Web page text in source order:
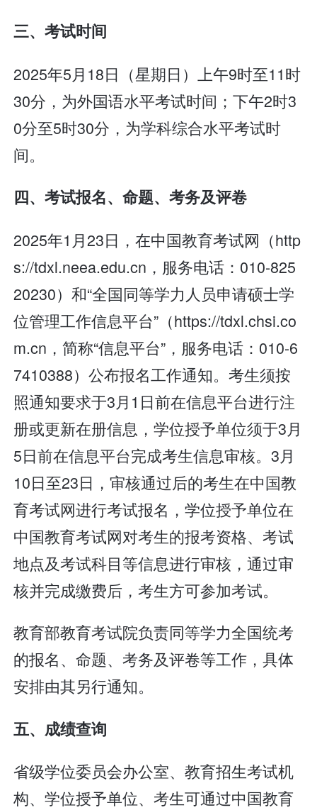
三、考试时间
2025年5月18日（星期日）上午9时至11时
30分，为外国语水平考试时间；下午2时3
0分至5时30分，为学科综合水平考试时
间。
四、考试报名、命题、考务及评卷
2025年1月23日，在中国教育考试网（http
s://tdxl.neea.edu.cn，服务电话：010-825
20230）和“全国同等学力人员申请硕士学
位管理工作信息平台”（https://tdxl.chsi.co
m.cn，简称“信息平台”，服务电话：010-6
7410388）公布报名工作通知。考生须按
照通知要求于3月1日前在信息平台进行注
册或更新在册信息，学位授予单位须于3月
5日前在信息平台完成考生信息审核。3月
10日至23日，审核通过后的考生在中国教
育考试网进行考试报名，学位授予单位在
中国教育考试网对考生的报考资格、考试
地点及考试科目等信息进行审核，通过审
核并完成缴费后，考生方可参加考试。
教育部教育考试院负责同等学力全国统考
的报名、命题、考务及评卷等工作，具体
安排由其另行通知。
五、成绩查询
省级学位委员会办公室、教育招生考试机
构、学位授予单位、考生可通过中国教育